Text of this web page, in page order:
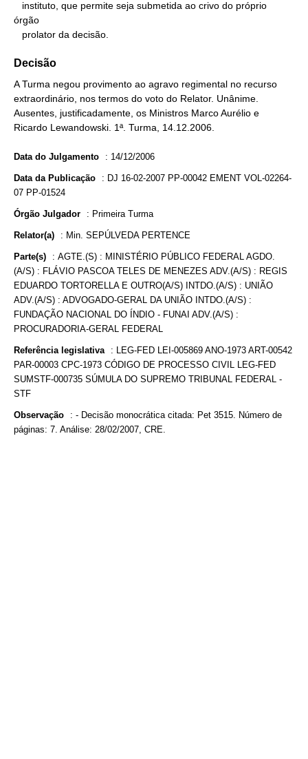
órgão
   prolator da decisão.
Decisão
A Turma negou provimento ao agravo regimental no recurso
extraordinário, nos termos do voto do Relator. Unânime.
Ausentes, justificadamente, os Ministros Marco Aurélio e
Ricardo Lewandowski. 1ª. Turma, 14.12.2006.
Data do Julgamento : 14/12/2006
Data da Publicação : DJ 16-02-2007 PP-00042 EMENT VOL-02264-
07 PP-01524
Órgão Julgador : Primeira Turma
Relator(a) : Min. SEPÚLVEDA PERTENCE
Parte(s) : AGTE.(S) : MINISTÉRIO PÚBLICO FEDERAL AGDO.
(A/S) : FLÁVIO PASCOA TELES DE MENEZES ADV.(A/S) : REGIS
EDUARDO TORTORELLA E OUTRO(A/S) INTDO.(A/S) : UNIÃO
ADV.(A/S) : ADVOGADO-GERAL DA UNIÃO INTDO.(A/S) :
FUNDAÇÃO NACIONAL DO ÍNDIO - FUNAI ADV.(A/S) :
PROCURADORIA-GERAL FEDERAL
Referência legislativa : LEG-FED LEI-005869 ANO-1973 ART-00542
PAR-00003 CPC-1973 CÓDIGO DE PROCESSO CIVIL LEG-FED
SUMSTF-000735 SÚMULA DO SUPREMO TRIBUNAL FEDERAL -
STF
Observação : - Decisão monocrática citada: Pet 3515. Número de
páginas: 7. Análise: 28/02/2007, CRE.